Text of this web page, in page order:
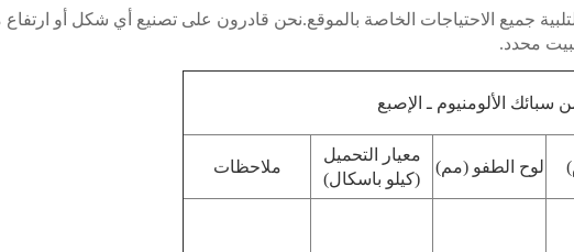
جميع الاحتياجات الخاصة بالموقع.نحن قادرون على تصنيع أي شكل أو
محدد.
الألومنيوم ـ الإصبع
لوح الطفو (مم)
معيار التحميل
(كيلو باسكال)
ملاحظات